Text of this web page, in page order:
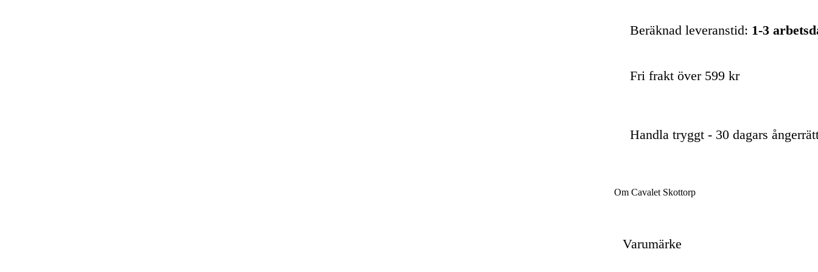
Beräknad leveranstid: 1-3
Fri frakt över 599 kr
Handla tryggt - 30 dagars
Om Cavalet Skottorp
Varumärke